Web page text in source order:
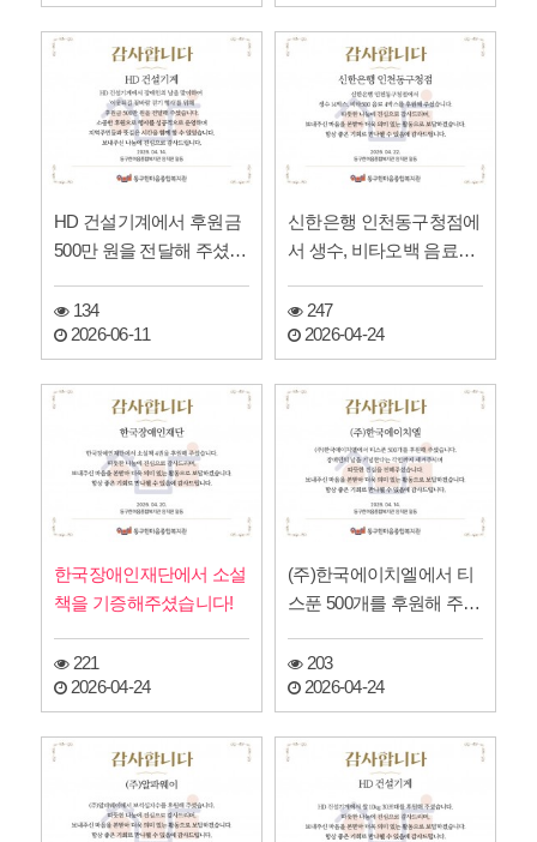
HD 건설기계에서 후원금
500만 원을 전달해 주셨습
134
2026-06-11
신한은행 인천동구청점에
서 생수, 비타오백 음료를
247
2026-04-24
한국장애인재단에서 소설
책을 기증해주셨습니다!
221
2026-04-24
(주)한국에이치엘에서 티
스푼 500개를 후원해 주셨
203
2026-04-24